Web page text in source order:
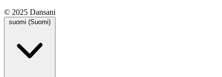
© 2025 Dansani
suomi (Suomi)